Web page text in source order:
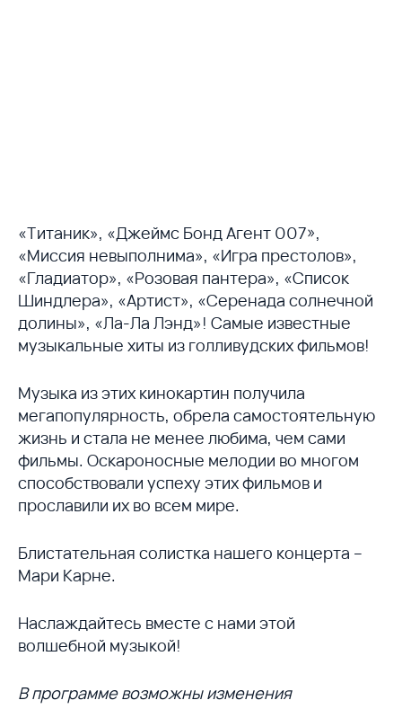
«Титаник», «Джеймс Бонд Агент 007»,
«Миссия невыполнима», «Игра престолов»,
«Гладиатор», «Розовая пантера», «Список
Шиндлера», «Артист», «Серенада солнечной
долины», «Ла-Ла Лэнд»! Самые известные
музыкальные хиты из голливудских фильмов!
Музыка из этих кинокартин получила
мегапопулярность, обрела самостоятельную
жизнь и стала не менее любима, чем сами
фильмы. Оскароносные мелодии во многом
способствовали успеху этих фильмов и
прославили их во всем мире.
Блистательная солистка нашего концерта –
Мари Карне.
Наслаждайтесь вместе с нами этой
волшебной музыкой!
В программе возможны изменения